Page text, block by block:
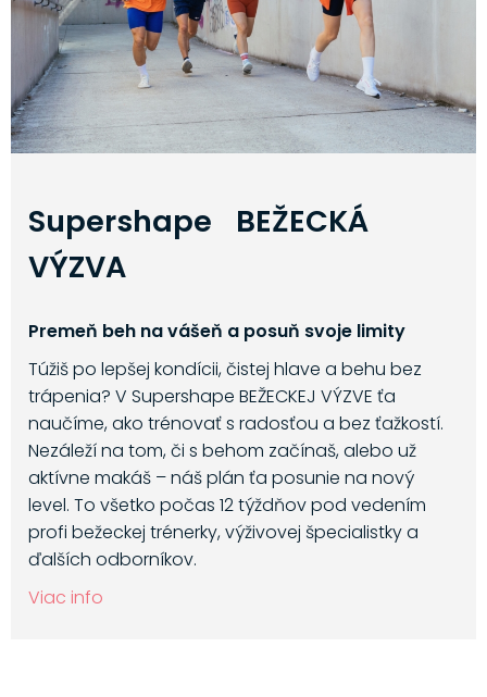
Supershape BEŽECKÁ
VÝZVA
Premeň beh na vášeň a posuň svoje limity
Túžiš po lepšej kondícii, čistej hlave a behu bez
trápenia? V Supershape BEŽECKEJ VÝZVE ťa
naučíme, ako trénovať s radosťou a bez ťažkostí.
Nezáleží na tom, či s behom začínaš, alebo už
aktívne makáš – náš plán ťa posunie na nový
level. To všetko počas 12 týždňov pod vedením
profi bežeckej trénerky, výživovej špecialistky a
ďalších odborníkov.
Viac info